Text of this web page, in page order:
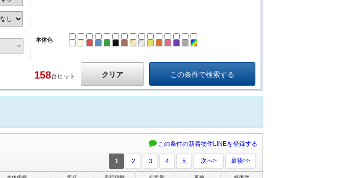
本体色
レッドブルーグリーン
ブラック
ブラウンゴールド パープル
グレー
クリア
158台ヒット
この条件の新着物件LINEを登録する
1 2 3 4 5 次へ> 最後>>